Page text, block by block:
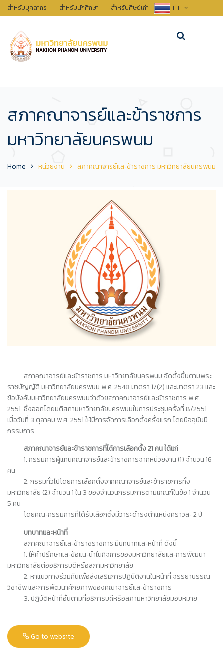
สำหรับบุคลากร | สำหรับนักศึกษา | สำหรับศิษย์เก่า TH
สภาคณาจารย์และข้าราชการ
มหาวิทยาลัยนครพนม
Home หน่วยงาน สภาคณาจารย์และข้าราชการ มหาวิทยาลัยนครพนม
สภาคณาจารย์และข้าราชการ มหาวิทยาลัยนครพนม จัดตั้งขึ้นตามพระ
ราชบัญญัติ มหาวิทยาลัยนครพนม พ.ศ. 2548 มาตรา 17(2) และมาตรา 23 และ
ข้อบังคับมหาวิทยาลัยนครพนมว่าด้วยสภาคณาจารย์และข้าราชการ พ.ศ.
2551 ซึ่งออกโดยมติสภามหาวิทยาลัยนครพนมในการประชุมครั้งที่ 8/2551
เมื่อวันที่ 3 ตุลาคม พ.ศ. 2551 ให้มีการจัดการเลือกตั้งครั้งแรก โดยปัจจุบันมี
กรรมการ
สภาคณาจารย์และข้าราชการที่ได้การเลือกตั้ง 21 คน ได้แก่
1. กรรมการผู้แทนคณาจารย์และข้าราชการจากหน่วยงาน (1) จำนวน 16
คน
2. กรรมทั่วไปโดยการเลือกตั้งจากคณาจารย์และข้าราชการทั้ง
มหาวิทยาลัย (2) จำนวน 1ใน 3 ของจำนวนกรรมการตามเกณฑ์ในข้อ 1 จำนวน
5 คน
โดยคณะกรรมการที่ได้รับเลือกตั้งมีวาระดำรงตำแหน่งคราวละ 2 ปี
บทบาทและหน้าที่
สภาคณาจารย์และข้าราชราชการ มีบทบาทและหน้าที่ ดังนี้
1. ให้คำปรึกษาและข้อแนะนำในกิจการของมหาวิทยาลัยและการพัฒนา
มหาวิทยาลัยต่ออธิการบดีหรือสภามหาวิทยาลัย
2. หาแนวทางร่วมกันเพื่อส่งเสริมการปฏิบัติงานในหน้าที่ จรรยาบรรณ
วิชาชีพ และการพัฒนาศักยภาพของคณาจารย์และข้าราชการ
3. ปฏิบัติหน้าที่อื่นตามที่อธิการบดีหรือสภามหาวิทยาลัยมอบหมาย
Go to website